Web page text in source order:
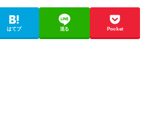
はてブ 送る Pocket